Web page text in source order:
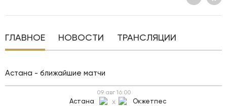
ГЛАВНОЕ НОВОСТИ ТРАНСЛЯЦИИ
Астана - ближайшие матчи
09 авг 16:00
Астана x Окжетпес